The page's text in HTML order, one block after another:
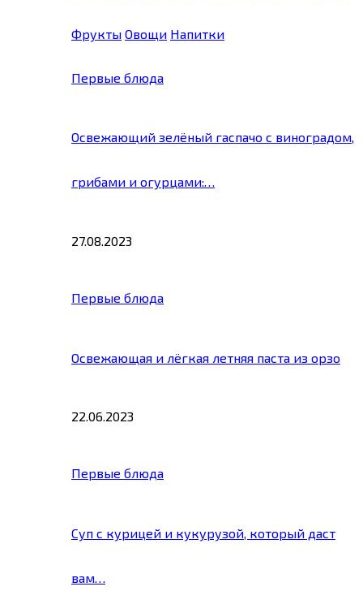
Фрукты Овощи Напитки
Первые блюда
Освежающий зелёный гаспачо с виноградом,
грибами и огурцами:…
27.08.2023
Первые блюда
Освежающая и лёгкая летняя паста из орзо
22.06.2023
Первые блюда
Суп с курицей и кукурузой, который даст
вам…